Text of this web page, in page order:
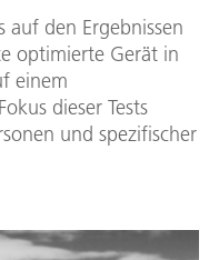
den Ergebnissen
optimierte Gerät in
einem
dieser Tests
und spezifischer